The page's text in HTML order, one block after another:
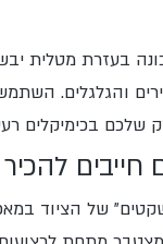
בעזרת מטלית
והגלגלים.
בכימיקלים
להכיר
של הציוד